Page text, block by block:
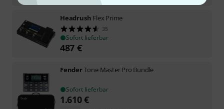
Headrush Flex Prime
35
Sofort lieferbar
487 €
FenderTone Master Pro Bundle
Sofort lieferbar
1.610€